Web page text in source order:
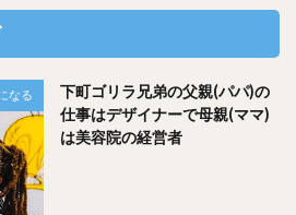
なる
下町ゴリラ兄弟の父親(パパ)の
仕事はデザイナーで母親(ママ)
は美容院の経営者